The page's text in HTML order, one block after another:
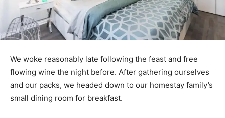
We woke reasonably late following the feast and free
flowing wine the night before. After gathering ourselves
and our packs, we headed down to our homestay family’s
small dining room for breakfast.